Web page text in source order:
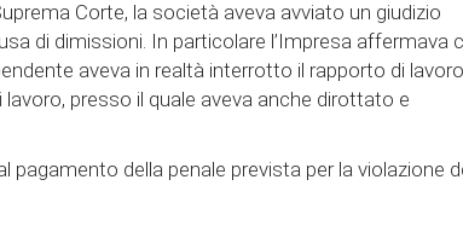
Corte, la società aveva avviato un giudizio
di dimissioni. In particolare l’Impresa affermava
aveva in realtà interrotto il rapporto di
presso il quale aveva anche dirottato e
della penale prevista per la violazione